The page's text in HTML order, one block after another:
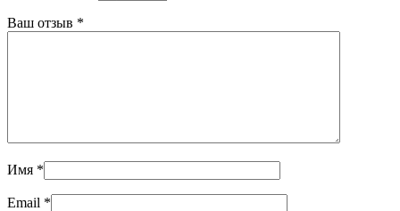
Ваш отзыв *
Имя *
Email *